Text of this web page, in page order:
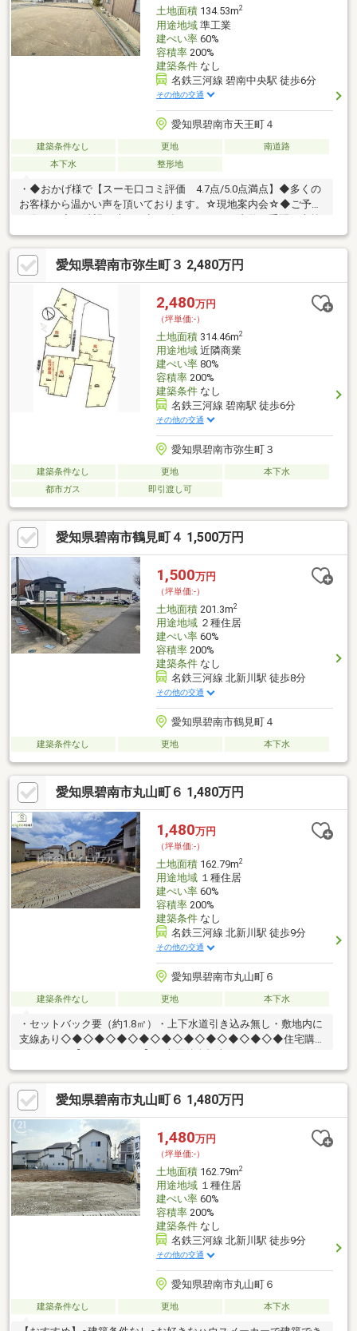
土地面積134.53m2
用途地域準工業
建ぺい率60%
容積率200%
建築条件なし
名鉄三河線 碧南中央駅 徒歩6分
その他の交通
愛知県碧南市天王町４
建築条件なし 更地
南道路
本下水
整形地
・◆おかげ様で【スーモ口コミ評価 4.7点/5.0点満点】◆多くの
お客様から温かい声を頂いております。☆現地案内会☆◆ご予約
に際して◆ご希望日時をお申し付け下さい。ご内覧の手配が事前
に必要になりますのでご了承下さい。◆不動産のプロによる物件
のご紹介◆お問合せ物件だけでなく未公開物件のご紹介も可能で
す。◆お車でご来店の場合◆無料駐車場が店舗横にございます。
◆住宅ローンのご相談受付中◆資金計画、金融機関のご紹介、事
前審査から本申込みまでサポートさせて頂きます。下記ボタンク
リック又は不動産SHOPナカジツ西尾碧南店【0563-64-0008】迄
ご連絡下さい♪
愛知県碧南市弥生町３ 2,480万円
2,480万円
（坪単価:-）
土地面積314.46m2
用途地域近隣商業
建ぺい率80%
容積率200%
建築条件なし
名鉄三河線 碧南駅 徒歩6分
その他の交通
愛知県碧南市弥生町３
建築条件なし 更地
本下水
都市ガス
即引渡し可
愛知県碧南市鶴見町４ 1,500万円
1,500万円
（坪単価:-）
土地面積201.3m2
用途地域２種住居
建ぺい率60%
容積率200%
建築条件なし
名鉄三河線 北新川駅 徒歩8分
その他の交通
愛知県碧南市鶴見町４
建築条件なし 更地 本下水
愛知県碧南市丸山町６ 1,480万円
1,480万円
（坪単価:-）
土地面積162.79m2
用途地域１種住居
建ぺい率60%
容積率200%
建築条件なし
名鉄三河線 北新川駅 徒歩9分
その他の交通
愛知県碧南市丸山町６
建築条件なし 更地 本下水
・セットバック要（約1.8㎡）・上下水道引き込み無し・敷地内に
支線あり◇◆◇◆◇◆◇◆◇◆◇◆◇◆◇◆◇◆◇◆住宅購入
「8」の末広がりと「∞」の無限大の想いを込めて、「マイホーム
を持つ」というお客様の夢の実現を全力でサポートします！まず
はお気軽にご相談ください。
◇◆◇◆◇◆◇◆◇◆◇◆◇◆◇◆◇◆◇◆
愛知県碧南市丸山町６ 1,480万円
1,480万円
（坪単価:-）
土地面積162.79m2
用途地域１種住居
建ぺい率60%
容積率200%
建築条件なし
名鉄三河線 北新川駅 徒歩9分
その他の交通
愛知県碧南市丸山町６
建築条件なし 更地 本下水